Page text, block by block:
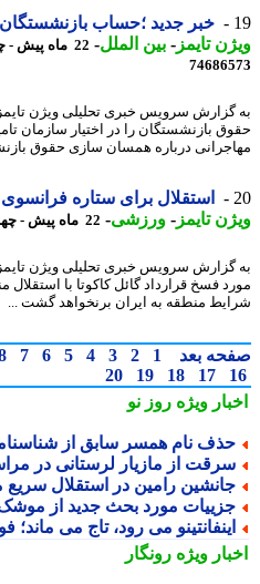
خبر جدید ؛حساب بازنشستگان
تایمز-بین الملل-22 ماه پیش - چهارشنبه 25 مهر 1403، 11:37
سرویس خبری تحلیلی ویژن تایمز ؛
بازنشستگان را در اختیار سازمان
درباره همسان سازی حقوق
استقلال برای ستاره فرانسوی
تایمز-ورزشی-22 ماه پیش - چهارشنبه 25 مهر 1403، 11:27
سرویس خبری تحلیلی ویژن تایمز ؛
فسخ قرارداد گائل کاکوتا با استقلال
منطقه به ایران برنخواهد گشت ...
بعد 1
2
3
4
5
6
7
8
9
17
18
19
20
ویژهروز نو
نام همسر سابق از شناسنامه
از مازیار لرستانی در مراسم
رامین در استقلال سریع
مورد بحث جدید از موشک
می رود، تاج می ماند؛
ویژهرونگار